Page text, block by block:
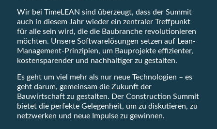
Wir bei TimeLEAN sind überzeugt, dass der Summit
auch in diesem Jahr wieder ein zentraler Treffpunkt
für alle sein wird, die die Baubranche revolutionieren
möchten. Unsere Softwarelösungen setzen auf Lean-
Management-Prinzipien, um Bauprojekte effizienter,
kostensparender und nachhaltiger zu gestalten.
Es geht um viel mehr als nur neue Technologien – es
geht darum, gemeinsam die Zukunft der
Bauwirtschaft zu gestalten. Der Construction Summit
bietet die perfekte Gelegenheit, um zu diskutieren, zu
netzwerken und neue Impulse zu gewinnen.